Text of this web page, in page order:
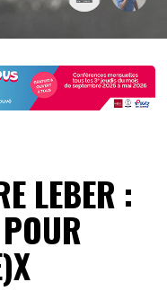
LEBER :